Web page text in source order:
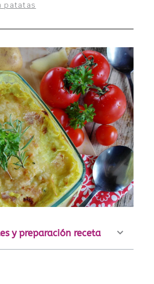
patatas
y preparación receta